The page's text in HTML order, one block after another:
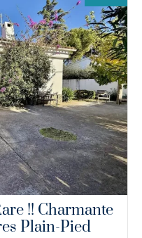
!! Charmante
Plain-Pied